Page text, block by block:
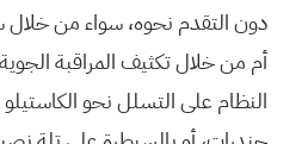
دون التقدم نحوه، سواء من خلال
أم من خلال تكثيف المراقبة
النظام على التسلل نحو